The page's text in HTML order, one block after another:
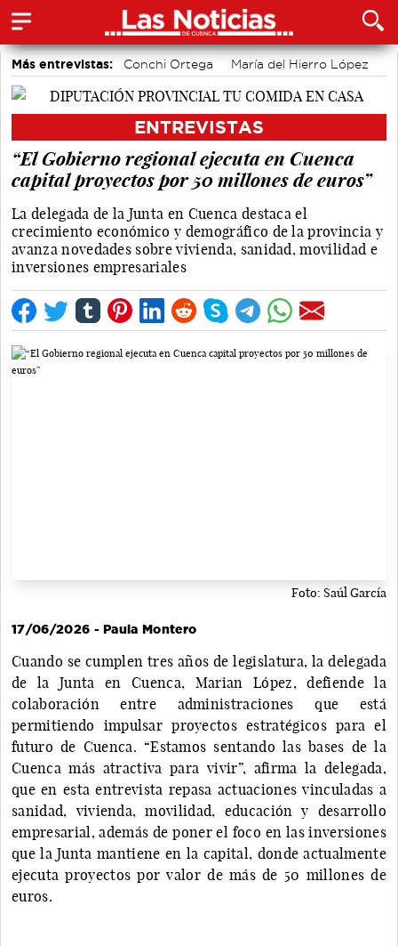
Más entrevistas: Conchi Ortega
María del Hierro López
Sole Giménez
Javier Viñas
Álvaro Martínez Chana
Vique Gomes
ENTREVISTAS
“El Gobierno regional ejecuta en Cuenca
capital proyectos por 50 millones de euros”
La delegada de la Junta en Cuenca destaca el
crecimiento económico y demográfico de la provincia y
avanza novedades sobre vivienda, sanidad, movilidad e
inversiones empresariales
Foto: Saúl García
17/06/2026 - Paula Montero
Cuando se cumplen tres años de legislatura, la delegada
de la Junta en Cuenca, Marian López, defiende la
colaboración entre administraciones que está
permitiendo impulsar proyectos estratégicos para el
futuro de Cuenca. “Estamos sentando las bases de la
Cuenca más atractiva para vivir”, afirma la delegada,
que en esta entrevista repasa actuaciones vinculadas a
sanidad, vivienda, movilidad, educación y desarrollo
empresarial, además de poner el foco en las inversiones
que la Junta mantiene en la capital, donde actualmente
ejecuta proyectos por valor de más de 50 millones de
euros.